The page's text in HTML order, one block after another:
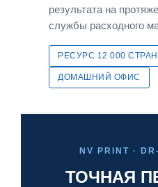
результата на
службы расходного
РЕСУРС 12 000
ДОМАШНИЙ ОФИС
NV PRINT ·
ТОЧНАЯ